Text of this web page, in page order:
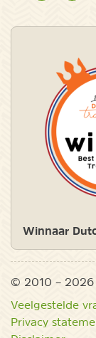
Winnaar
© 2010 – 2026
Veelgestelde
Privacy